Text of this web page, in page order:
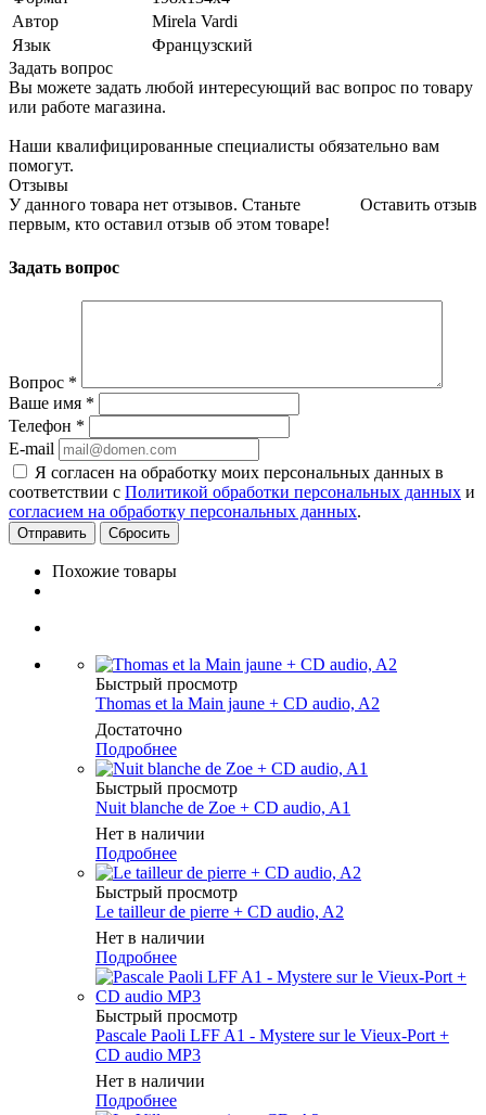
Автор
Mirela Vardi
Язык
Французский
Задать вопрос
Вы можете задать любой интересующий вас вопрос по товару
или работе магазина.
Наши квалифицированные специалисты обязательно вам
помогут.
Отзывы
Оставить отзыв
У данного товара нет отзывов. Станьте
первым, кто оставил отзыв об этом товаре!
Задать вопрос
Вопрос *
Ваше имя *
Телефон *
E-mail
Я согласен на обработку моих персональных данных в
соответствии с Политикой обработки персональных данных и
согласием на обработку персональных данных.
Сбросить
Похожие товары
Быстрый просмотр
Thomas et la Main jaune + CD audio, A2
Достаточно
Подробнее
Быстрый просмотр
Nuit blanche de Zoe + CD audio, A1
Нет в наличии
Подробнее
Быстрый просмотр
Le tailleur de pierre + CD audio, A2
Нет в наличии
Подробнее
Быстрый просмотр
Pascale Paoli LFF A1 - Mystere sur le Vieux-Port +
CD audio MP3
Нет в наличии
Подробнее